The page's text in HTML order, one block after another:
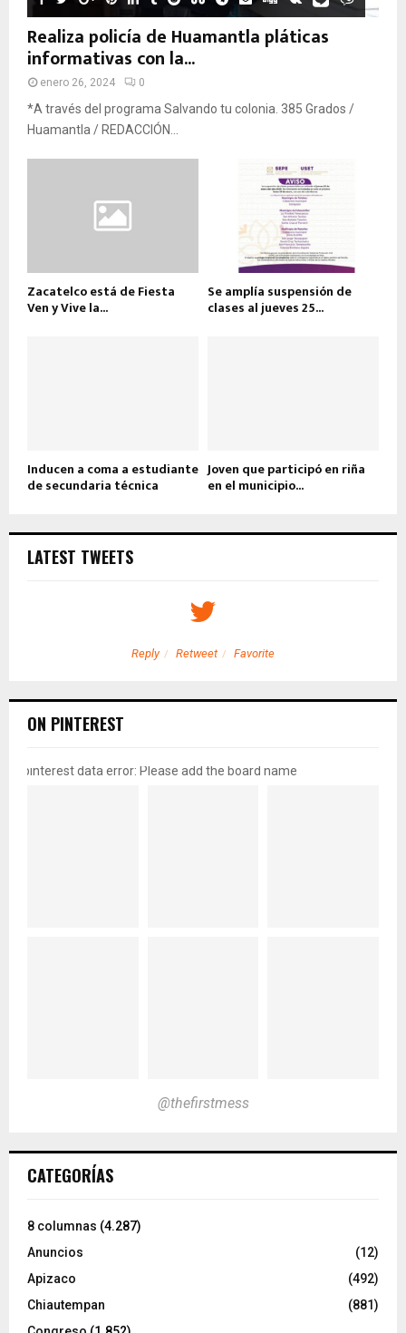
Realiza policía de Huamantla pláticas
informativas con la...
enero 26, 2024 0
*A través del programa Salvando tu colonia. 385 Grados /
Huamantla / REDACCIÓN...
Zacatelco está de Fiesta
Ven y Vive la...
Se amplía suspensión de
clases al jueves 25...
Inducen a coma a estudiante
de secundaria técnica
Joven que participó en riña
en el municipio...
LATEST TWEETS
Reply Retweet Favorite
ON PINTEREST
pinterest data error: Please add the board name
@thefirstmess
CATEGORÍAS
8 columnas (4.287)
Anuncios
(12)
Apizaco
(492)
Chiautempan
(881)